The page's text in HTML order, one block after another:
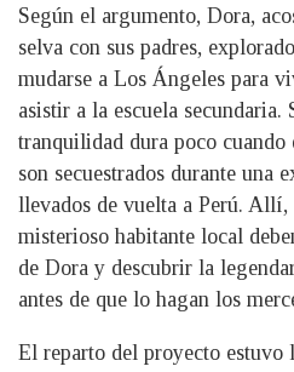
Según el argumento, Dora,
selva con sus padres,
mudarse a Los Ángeles para
asistir a la escuela secundaria.
tranquilidad dura poco
son secuestrados durante una
llevados de vuelta a Perú. Allí,
misterioso habitante local
de Dora y descubrir la
antes de que lo hagan los
El reparto del proyecto estuvo